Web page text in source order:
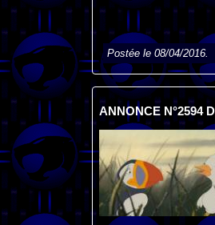
Postée le 08/04/2016.
ANNONCE N°2594